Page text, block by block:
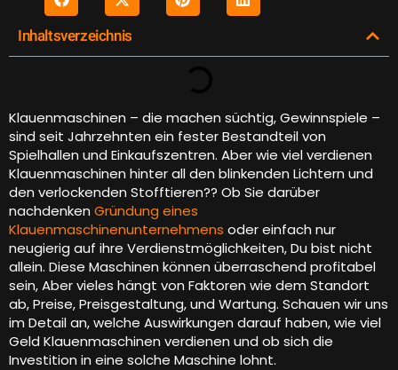
Inhaltsverzeichnis
Klauenmaschinen – die machen süchtig, Gewinnspiele –
sind seit Jahrzehnten ein fester Bestandteil von
Spielhallen und Einkaufszentren. Aber wie viel verdienen
Klauenmaschinen hinter all den blinkenden Lichtern und
den verlockenden Stofftieren?? Ob Sie darüber
nachdenken Gründung eines
Klauenmaschinenunternehmens oder einfach nur
neugierig auf ihre Verdienstmöglichkeiten, Du bist nicht
allein. Diese Maschinen können überraschend profitabel
sein, Aber vieles hängt von Faktoren wie dem Standort
ab, Preise, Preisgestaltung, und Wartung. Schauen wir uns
im Detail an, welche Auswirkungen darauf haben, wie viel
Geld Klauenmaschinen verdienen und ob sich die
Investition in eine solche Maschine lohnt.